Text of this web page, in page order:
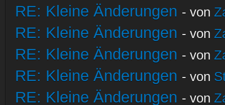
RE: Kleine Änderungen - von
RE: Kleine Änderungen - von
RE: Kleine Änderungen - von
RE: Kleine Änderungen - von
RE: Kleine Änderungen - von